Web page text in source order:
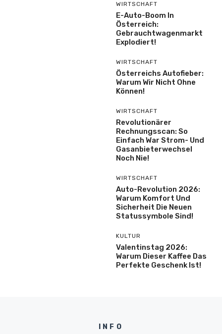
WIRTSCHAFT
E-Auto-Boom In
Österreich:
Gebrauchtwagenmarkt
Explodiert!
WIRTSCHAFT
Österreichs Autofieber:
Warum Wir Nicht Ohne
Können!
WIRTSCHAFT
Revolutionärer
Rechnungsscan: So
Einfach War Strom- Und
Gasanbieterwechsel
Noch Nie!
WIRTSCHAFT
Auto-Revolution 2026:
Warum Komfort Und
Sicherheit Die Neuen
Statussymbole Sind!
KULTUR
Valentinstag 2026:
Warum Dieser Kaffee Das
Perfekte Geschenk Ist!
INFO